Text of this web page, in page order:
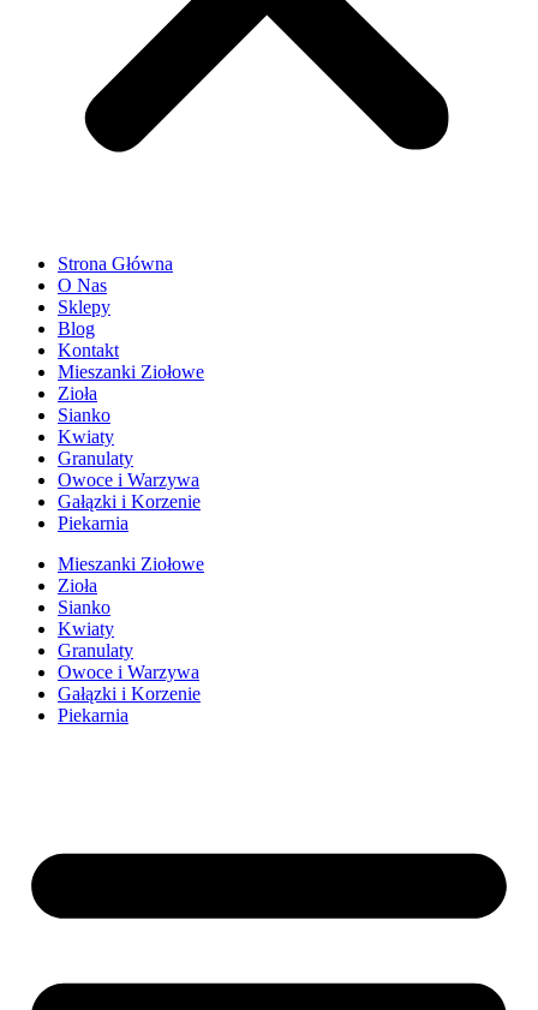
Strona Główna
O Nas
Sklepy
Blog
Kontakt
Mieszanki Ziołowe
Zioła
Sianko
Kwiaty
Granulaty
Owoce i Warzywa
Gałązki i Korzenie
Piekarnia
Mieszanki Ziołowe
Zioła
Sianko
Kwiaty
Granulaty
Owoce i Warzywa
Gałązki i Korzenie
Piekarnia